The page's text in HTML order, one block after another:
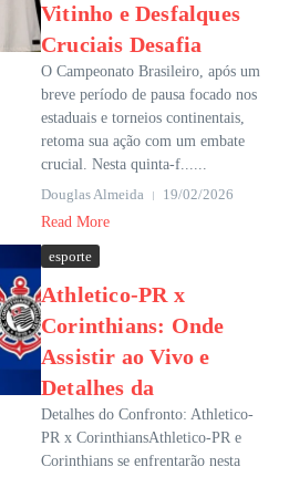
Vitinho e Desfalques
Cruciais Desafia
O Campeonato Brasileiro, após um
breve período de pausa focado nos
estaduais e torneios continentais,
retoma sua ação com um embate
crucial. Nesta quinta-f......
Douglas Almeida
19/02/2026
Read More
esporte
Athletico-PR x
Corinthians: Onde
Assistir ao Vivo e
Detalhes da
Detalhes do Confronto: Athletico-
PR x CorinthiansAthletico-PR e
Corinthians se enfrentarão nesta